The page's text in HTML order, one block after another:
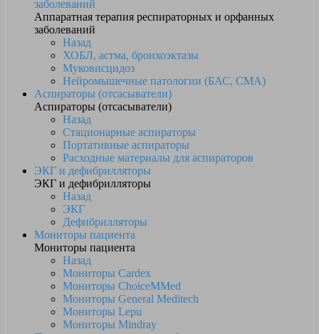
заболеваний
Аппаратная терапия респираторных и орфанных
заболеваний
Назад
ХОБЛ, астма, бронхоэктазы
Муковисцидоз
Нейромышечные патологии (БАС, СМА)
Аспираторы (отсасыватели)
Аспираторы (отсасыватели)
Назад
Стационарные аспираторы
Портативные аспираторы
Расходные материалы для аспираторов
ЭКГ и дефибрилляторы
ЭКГ и дефибрилляторы
Назад
ЭКГ
Дефибрилляторы
Мониторы пациента
Мониторы пациента
Назад
Мониторы Cardex
Мониторы ChoiceMMed
Мониторы General Meditech
Мониторы Lepu
Мониторы Mindray